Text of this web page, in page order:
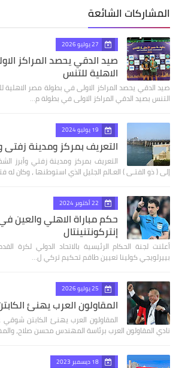
المشاركات الشائعة
27 يوليو 2026
صيد الدقي يحصد المراكز
الاهلية للتنس
صيد الدقي يحصد المراكز الاولى في بطولة مصر الاهلية
التنس بصيد الدقي المراكز الاولى في بطولة م…
19 يوليو 2024
التعريف بمركز ومدينة زفتي
التعريف بمركز ومدينة زفتي وأبرز
إلى ( ذو الفتـى ) العـالم الجليل الذي استوطنها ، وكان له
22 أكتوبر 2024
حكم مباراة الاهلي والعين
إنتركونتنينتال
أعلنت لجنة الحكام الرئيسية بالاتحاد الدولي لكرة
بييرلويجي كولينا تعيين طاقم تحكيم تركي ل…
25 يوليو 2026
المقاولون العرب يهنئ
المقاولون العرب يهنئ الكابتن
نادي المقاولون العرب برئاسة المهندس محسن صلاح،
18 ديسمبر 2023